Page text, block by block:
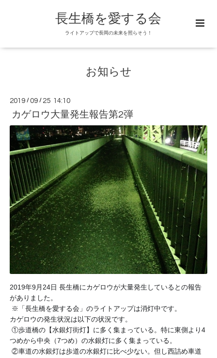
長生橋を愛する会
ライトアップで長岡の未来を照らそう！
お知らせ
2019 /09 / 25 14:10
カゲロウ大量発生報告第2弾
2019年9月24日 長生橋にカゲロウが大量発生しているとの報告
がありました。
※「長生橋を愛する会」のライトアップは消灯中です。
カゲロウの発生状況は以下の状況です。
つめから中央（7つめ）の水銀灯に多く集まっている。